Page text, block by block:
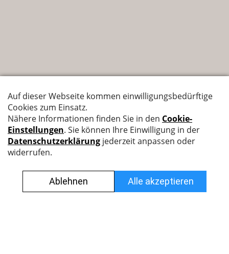
Nyffenegger Armaturen AG
Leutschenbachstrasse 38